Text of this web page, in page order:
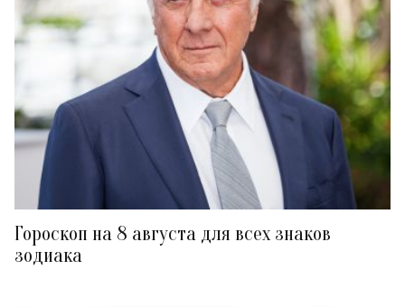
Гороскоп на 8 августа для всех знаков
зодиака